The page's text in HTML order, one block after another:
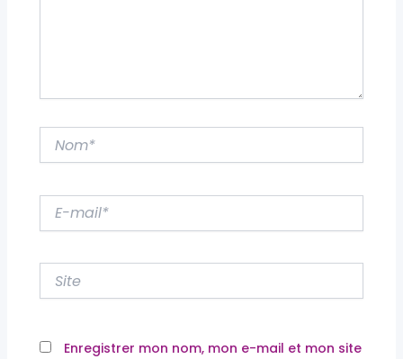
mail*
Enregistrer mon nom, mon e-mail et mon site